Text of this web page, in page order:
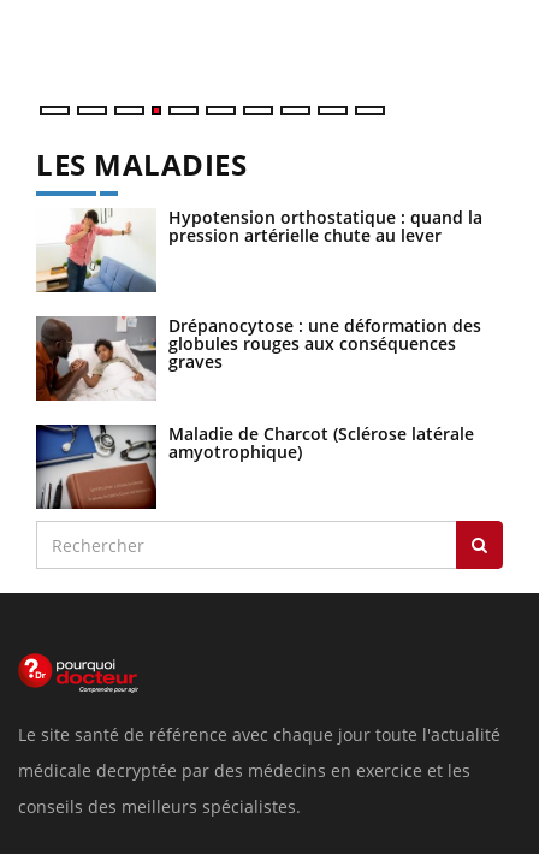
LES MALADIES
Hypotension orthostatique : quand la
pression artérielle chute au lever
Drépanocytose : une déformation des
globules rouges aux conséquences
graves
Maladie de Charcot (Sclérose latérale
amyotrophique)
Le site santé de référence avec chaque jour toute l'actualité
médicale decryptée par des médecins en exercice et les
conseils des meilleurs spécialistes.